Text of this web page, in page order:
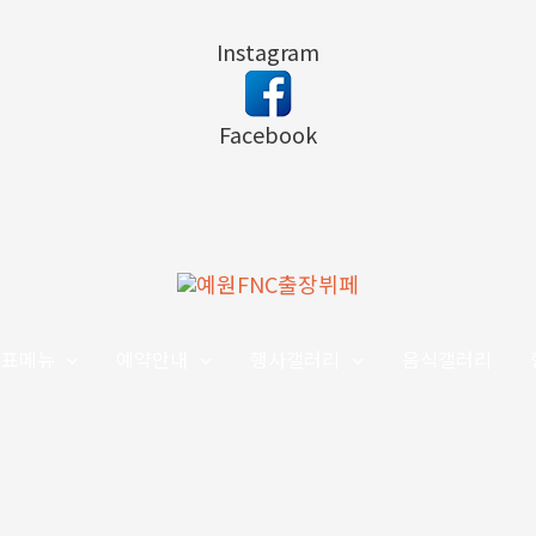
Instagram
Facebook